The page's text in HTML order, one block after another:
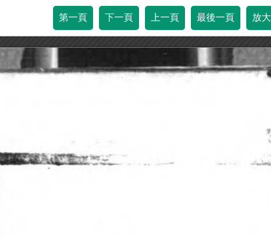
第一頁 下一頁 上一頁 最後一頁 放大